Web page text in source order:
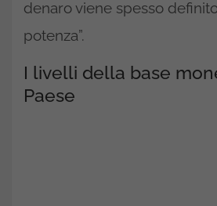
denaro viene spesso
potenza”.
I livelli della base
Paese